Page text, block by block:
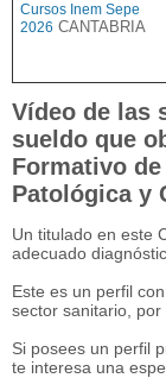
Cursos Inem Sepe
2026 CANTABRIA
Vídeo de las
sueldo que
Formativo
Patológica y
Un titulado en este
adecuado
Este es un perfil
sector sanitario, por
Si posees un perfil
te interesa una